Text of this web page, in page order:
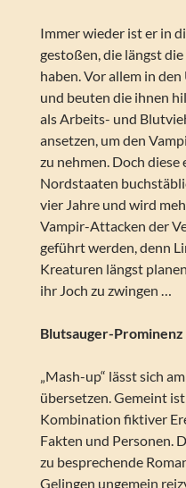
Immer wieder ist er in
gestoßen, die längst
haben. Vor allem in
und beuten die ihnen
als Arbeits- und
ansetzen, um den
zu nehmen. Doch
Nordstaaten
vier Jahre und wird
Vampir-Attacken der
geführt werden, denn
Kreaturen längst
ihr Joch zu zwingen …
Blutsauger-
„Mash-up“ lässt sich
übersetzen. Gemeint
Kombination fiktiver
Fakten und Personen.
zu besprechende
Gelingen ungemein